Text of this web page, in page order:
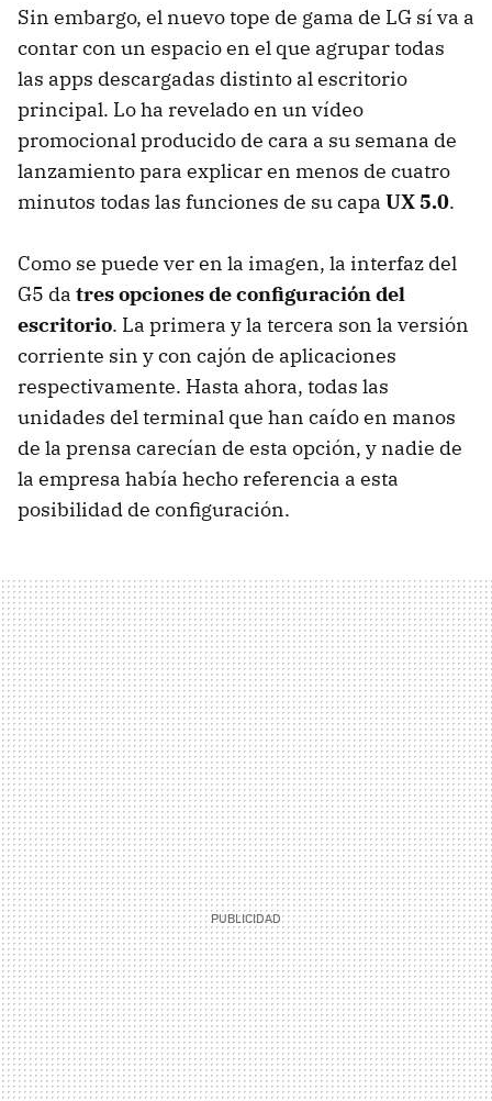
Sin embargo, el nuevo tope de gama de LG sí va a
contar con un espacio en el que agrupar todas
las apps descargadas distinto al escritorio
principal. Lo ha revelado en un vídeo
promocional producido de cara a su semana de
lanzamiento para explicar en menos de cuatro
minutos todas las funciones de su capa UX 5.0.
Como se puede ver en la imagen, la interfaz del
G5 da tres opciones de configuración del
escritorio. La primera y la tercera son la versión
corriente sin y con cajón de aplicaciones
respectivamente. Hasta ahora, todas las
unidades del terminal que han caído en manos
de la prensa carecían de esta opción, y nadie de
la empresa había hecho referencia a esta
posibilidad de configuración.